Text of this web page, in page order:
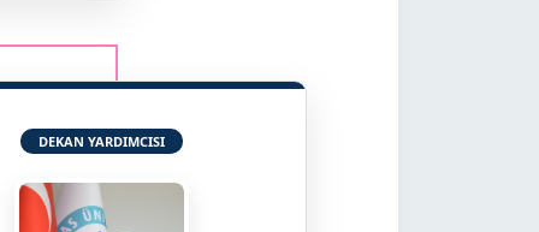
DEKAN YARDIMCISI